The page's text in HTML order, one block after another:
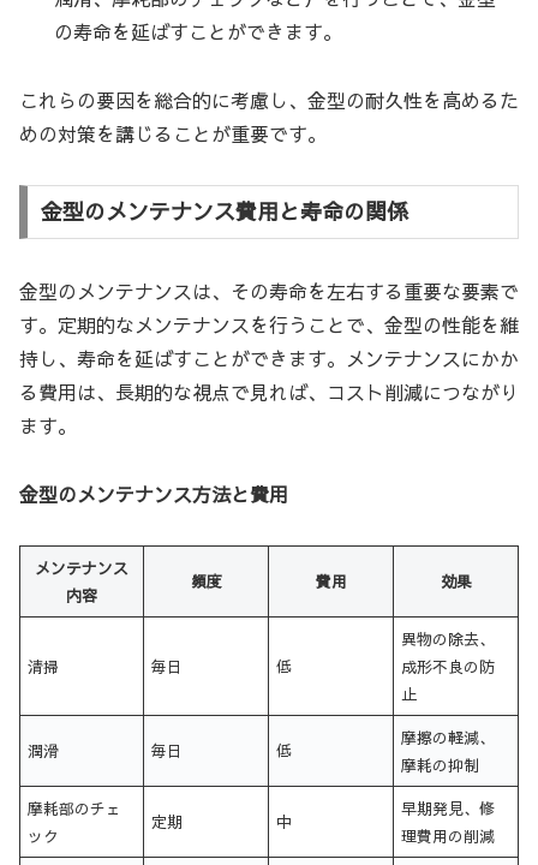
の寿命を延ばすことができます。
これらの要因を総合的に考慮し、金型の耐久性を高めるた
めの対策を講じることが重要です。
金型のメンテナンス費用と寿命の関係
金型のメンテナンスは、その寿命を左右する重要な要素で
す。定期的なメンテナンスを行うことで、金型の性能を維
持し、寿命を延ばすことができます。メンテナンスにかか
る費用は、長期的な視点で見れば、コスト削減につながり
ます。
金型のメンテナンス方法と費用
メンテナンス
内容
頻度 費用 効果
清掃 毎日 低
異物の除去、
成形不良の防
止
潤滑 毎日 低
摩擦の軽減、
摩耗の抑制
摩耗部のチェ
ック
定期 中
早期発見、修
理費用の削減